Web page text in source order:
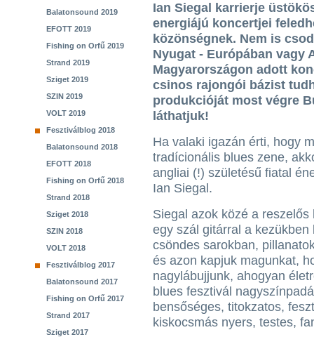
Balatonsound 2019
EFOTT 2019
Fishing on Orfű 2019
Strand 2019
Sziget 2019
SZIN 2019
VOLT 2019
Fesztiválblog 2018
Balatonsound 2018
EFOTT 2018
Fishing on Orfű 2018
Strand 2018
Sziget 2018
SZIN 2018
VOLT 2018
Fesztiválblog 2017
Balatonsound 2017
Fishing on Orfű 2017
Strand 2017
Sziget 2017
Ian Siegal karrierje
energiájú koncertjei
közönségnek. Nem is
Nyugat - Európában vagy
Magyarországon adott
csinos rajongói bázist
produkcióját most végre
láthatjuk!
Ha valaki igazán érti, hogy
tradícionális blues zene,
angliai (!) születésű fiatal
Ian Siegal.
Siegal azok közé a
egy szál gitárral a
csöndes sarokban,
és azon kapjuk magunkat,
nagylábujjunk, ahogyan
blues fesztivál
bensőséges, titokzatos,
kiskocsmás nyers, testes,